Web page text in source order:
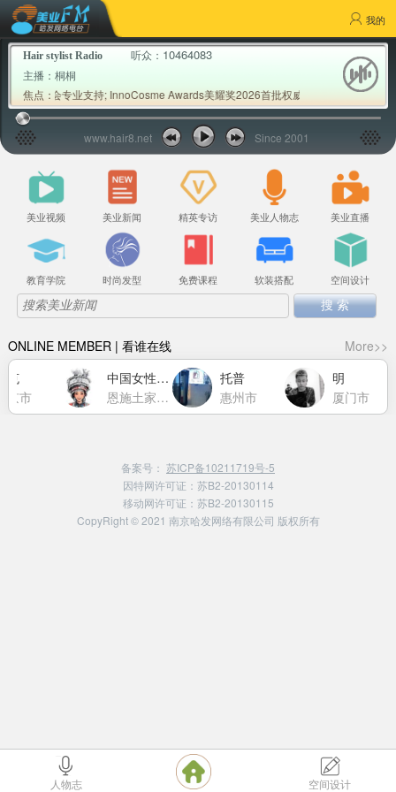
我的
Hair stylist Radio 听众： 10464083
主播：桐桐
焦点：
美容协会专业支持; InnoCosme Awards美耀奖2026首批权威专家评审公布;
www.hair8.net Since 2001
美业视频 美业新闻 精英专访 美业人物志 美业直播
教育学院 时尚发型 免费课程 软装搭配 空间设计
ONLINE MEMBER | 看谁在线
More>>
京市
中国女性力量萧莉洁
恩施土家族苗族自治州
托普
惠州市
明
厦门市
备案号： 苏ICP备10211719号-5
因特网许可证：苏B2-20130114
移动网许可证：苏B2-20130115
CopyRight © 2021 南京哈发网络有限公司 版权所有
人物志 空间设计